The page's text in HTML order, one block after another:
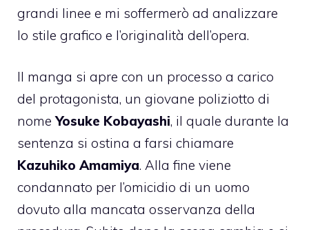
grandi linee e mi soffermerò ad analizzare
lo stile grafico e l’originalità dell’opera.
Il manga si apre con un processo a carico
del protagonista, un giovane poliziotto di
nomeYosuke Kobayashi, il quale durante la
sentenza si ostina a farsi chiamare
Kazuhiko Amamiya. Alla fine viene
condannato per l’omicidio di un uomo
dovuto alla mancata osservanza della